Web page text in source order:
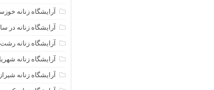
آرایشگاه زنانه
آرایشگاه زنانه در
آرایشگاه زنانه رشت
آرایشگاه زنانه
آرایشگاه زنانه شیراز